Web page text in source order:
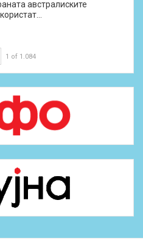
австралиските
1 of 1.084